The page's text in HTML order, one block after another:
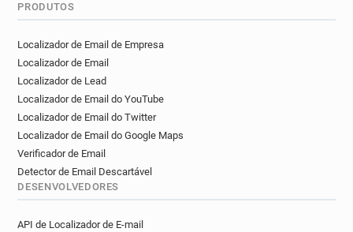
PRODUTOS
Localizador de Email de Empresa
Localizador de Email
Localizador de Lead
Localizador de Email do YouTube
Localizador de Email do Twitter
Localizador de Email do Google Maps
Verificador de Email
Detector de Email Descartável
DESENVOLVEDORES
API de Localizador de E-mail